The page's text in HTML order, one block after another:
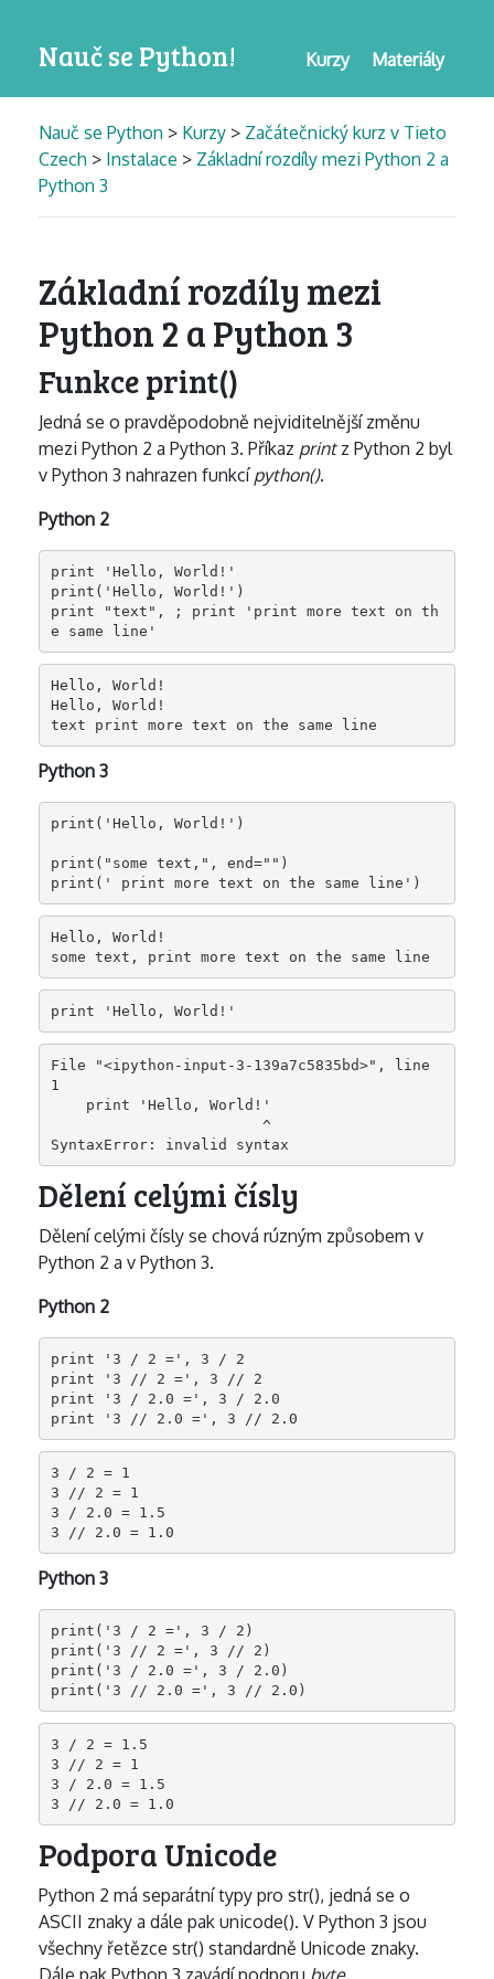
Nauč se Python! Materiály
Kurzy
Nauč se Python > Kurzy > Začátečnický kurz v Tieto
Czech > Instalace > Základní rozdíly mezi Python 2 a
Python 3
Základní rozdíly mezi
Python 2 a Python 3
Funkce print()
Jedná se o pravděpodobně nejviditelnější změnu
mezi Python 2 a Python 3. Příkaz printz Python 2 byl
v Python 3 nahrazen funkcí python().
Python 2
print 'Hello, World!'
print('Hello, World!')
print "text", ; print 'print more text on th
e same line'
Hello, World!
Hello, World!
text print more text on the same line
Python 3
print('Hello, World!')
print("some text,", end="")
print(' print more text on the same line')
Hello, World!
some text, print more text on the same line
print 'Hello, World!'
File "<ipython-input-3-139a7c5835bd>", line
1
SyntaxError: invalid syntax
Dělení celými čísly
Dělení celými čísly se chová rúzným způsobem v
Python 2 a v Python 3.
Python 2
print '3 / 2 =', 3 / 2
print '3 // 2 =', 3 // 2
print '3 / 2.0 =', 3 / 2.0
print '3 // 2.0 =', 3 // 2.0
3 / 2 = 1
3 // 2 = 1
3 / 2.0 = 1.5
3 // 2.0 = 1.0
Python 3
print('3 / 2 =', 3 / 2)
print('3 // 2 =', 3 // 2)
print('3 / 2.0 =', 3 / 2.0)
print('3 // 2.0 =', 3 // 2.0)
3 / 2 = 1.5
3 // 2 = 1
3 / 2.0 = 1.5
3 // 2.0 = 1.0
Podpora Unicode
Python 2 má separátní typy pro str(), jedná se o
ASCII znaky a dále pak unicode(). V Python 3 jsou
všechny řetězce str() standardně Unicode znaky.
Dále pak Python 3 zavádí podporu byte.